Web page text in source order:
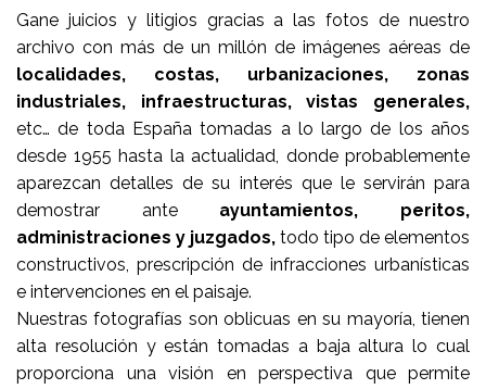
Gane juicios y litigios gracias a las fotos de nuestro
archivo con más de un millón de imágenes aéreas de
localidades, costas, urbanizaciones, zonas
industriales, infraestructuras, vistas generales,
etc… de toda España tomadas a lo largo de los años
desde 1955 hasta la actualidad, donde probablemente
aparezcan detalles de su interés que le servirán para
demostrar ante ayuntamientos, peritos,
administraciones y juzgados, todo tipo de elementos
constructivos, prescripción de infracciones urbanísticas
e intervenciones en el paisaje.
Nuestras fotografías son oblicuas en su mayoría, tienen
alta resolución y están tomadas a baja altura lo cual
proporciona una visión en perspectiva que permite